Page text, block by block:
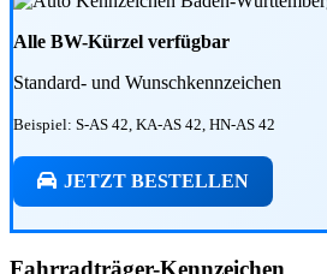
Alle BW-Kürzel verfügbar
Standard- und Wunschkennzeichen
Beispiel: S-AS 42, KA-AS 42, HN-AS 42
JETZT BESTELLEN
Fahrradträger-Kennzeichen